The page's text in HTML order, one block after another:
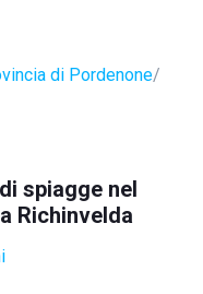
di Pordenone
spiagge nel
Richinvelda